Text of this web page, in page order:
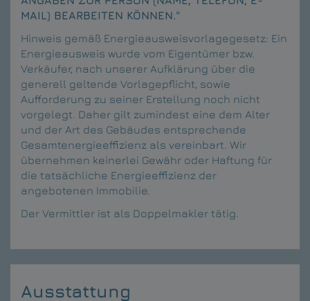
MAIL) BEARBEITEN KÖNNEN."
Hinweis gemäß Energieausweisvorlagegesetz: Ein
Energieausweis wurde vom Eigentümer bzw.
Verkäufer, nach unserer Aufklärung über die
generell geltende Vorlagepflicht, sowie
Aufforderung zu seiner Erstellung noch nicht
vorgelegt. Daher gilt zumindest eine dem Alter
und der Art des Gebäudes entsprechende
Gesamtenergieeffizienz als vereinbart. Wir
übernehmen keinerlei Gewähr oder Haftung für
die tatsächliche Energieeffizienz der
angebotenen Immobilie.
Der Vermittler ist als Doppelmakler tätig.
Ausstattung